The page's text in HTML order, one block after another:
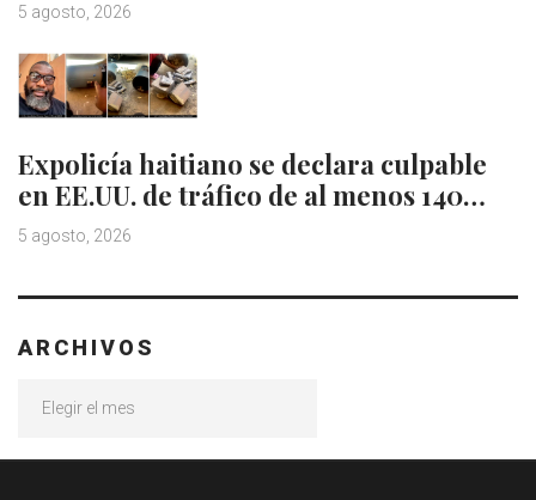
5 agosto, 2026
Expolicía haitiano se declara culpable
en EE.UU. de tráfico de al menos 140…
5 agosto, 2026
ARCHIVOS